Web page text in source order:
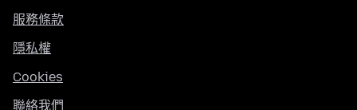
服務條款
隱私權
Cookies
聯絡我們